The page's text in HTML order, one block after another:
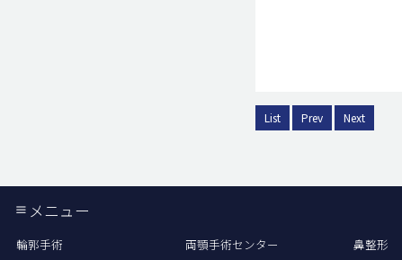
List Prev Next
メニュー
輪郭手術 両顎手術センター 鼻整形